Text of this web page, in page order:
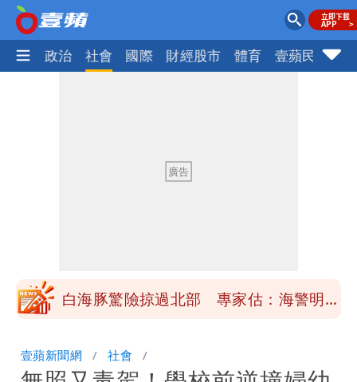
生活 政治 社會 國際 財經股市 體育 壹蘋民調
「終於能交代」 捐500萬獎學金延續愛
白海豚颱風逼近！鄭明典示警「恐遇黑潮
砸重金再買一整桌卡盒
白海豚驚險掠過北部 專家估：海警明發
壹蘋新聞網 社會